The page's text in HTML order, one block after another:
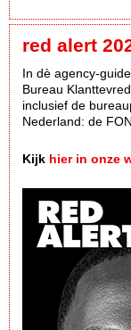
red alert
In dè agency-
Bureau
inclusief de
Nederland: de
Kijk hier in onze